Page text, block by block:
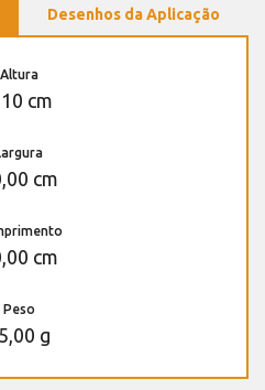
Desenhos da Aplicação
Altura
cm
cm
cm
Peso
g